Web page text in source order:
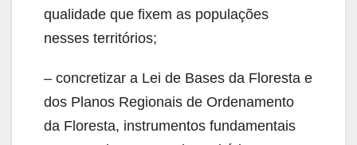
qualidade que fixem as populações
nesses territórios;
– concretizar a Lei de Bases da Floresta e
dos Planos Regionais de Ordenamento
da Floresta, instrumentos fundamentais